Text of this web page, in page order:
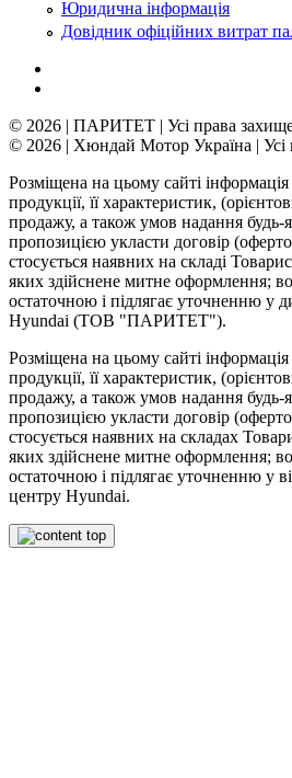
Юридична інформація
Довідник офіційних витрат
© 2026 | ПАРИТЕТ | Усі права
© 2026 | Хюндай Мотор Україна | Усі
Розміщена на цьому сайті
продукції, її характеристик,
продажу, а також умов надання будь-
пропозицією укласти договір
стосується наявних на складі
яких здійснене митне оформлення;
остаточною і підлягає уточненню у
Hyundai (ТОВ "ПАРИТЕТ").
Розміщена на цьому сайті
продукції, її характеристик,
продажу, а також умов надання будь-
пропозицією укласти договір
стосується наявних на складах
яких здійснене митне оформлення;
остаточною і підлягає уточненню у
центру Hyundai.